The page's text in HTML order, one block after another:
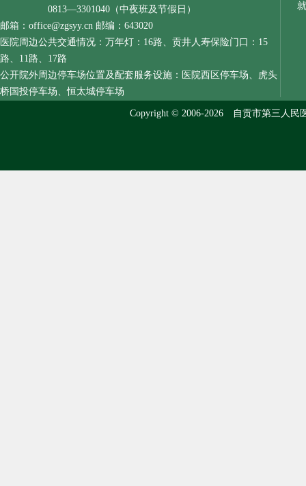
0813—3301040（中夜班及节假日）
邮箱：office@zgsyy.cn 邮编：643020
医院周边公共交通情况：万年灯：16路、贡井人寿保险门口：15
路、11路、17路
公开院外周边停车场位置及配套服务设施：医院西区停车场、虎头
桥国投停车场、恒太城停车场
Copyright © 2006-2026 自贡市第三人